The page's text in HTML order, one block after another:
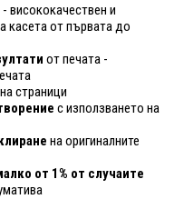
- висококачествен и
касета от първата до
от печата -
страници
с използването на
на оригиналните
от 1% от случаите